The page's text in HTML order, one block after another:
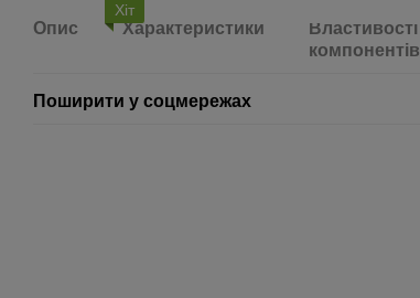
Хіт
Опис Характеристики
Властивості
компонентів
Поширити у соцмережах